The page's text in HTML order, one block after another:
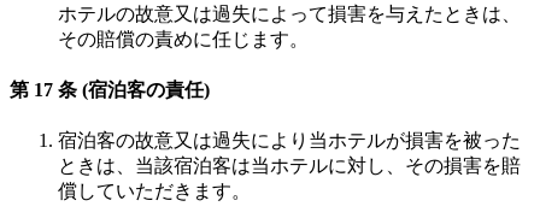
ホテルの故意又は過失によって損害を与えたときは、
その賠償の責めに任じます。
第 17 条 (宿泊客の責任)
宿泊客の故意又は過失により当ホテルが損害を被った
ときは、当該宿泊客は当ホテルに対し、その損害を賠
償していただきます。